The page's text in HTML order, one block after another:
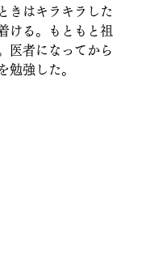
きはキラキラした
ける。もともと祖
医者になってから
勉強した。